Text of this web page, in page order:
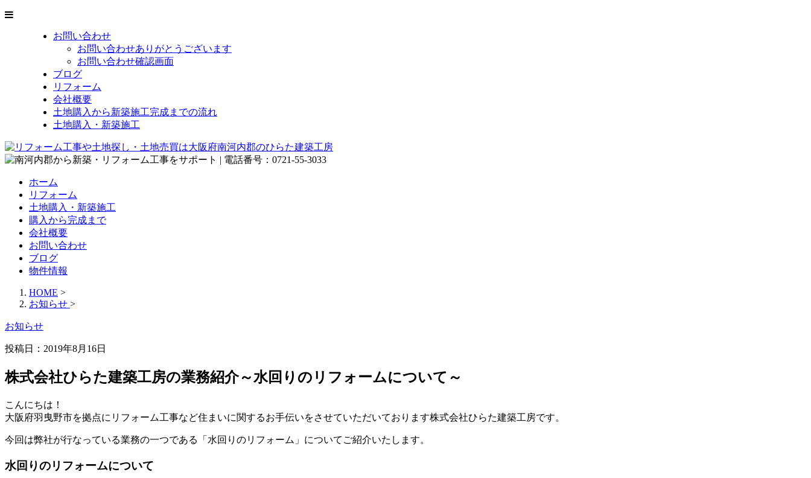
お問い合わせ
お問い合わせありがとうございます
お問い合わせ確認画面
ブログ
リフォーム
会社概要
土地購入から新築施工完成までの流れ
土地購入・新築施工
ホーム
リフォーム
土地購入・新築施工
購入から完成まで
会社概要
お問い合わせ
ブログ
物件情報
HOME >
お知らせ >
お知らせ
投稿日：2019年8月16日
株式会社ひらた建築工房の業務紹介～水回りのリフォームについて～
こんにちは！
大阪府羽曳野市を拠点にリフォーム工事など住まいに関するお手伝いをさせていただいております株式会社ひらた建築工房です。
今回は弊社が行なっている業務の一つである「水回りのリフォーム」についてご紹介いたします。
水回りのリフォームについて